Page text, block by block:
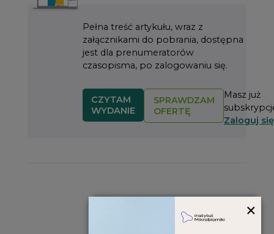
Pełna treść artykułu, wraz z
załącznikami do pobrania, dostępna
jest dla prenumeratorów
czasopisma, po zalogowaniu się.
CZYTAM
WYDANIE
SPRAWDZAM
OFERTĘ
Masz już
Zaloguj
O autorze ×